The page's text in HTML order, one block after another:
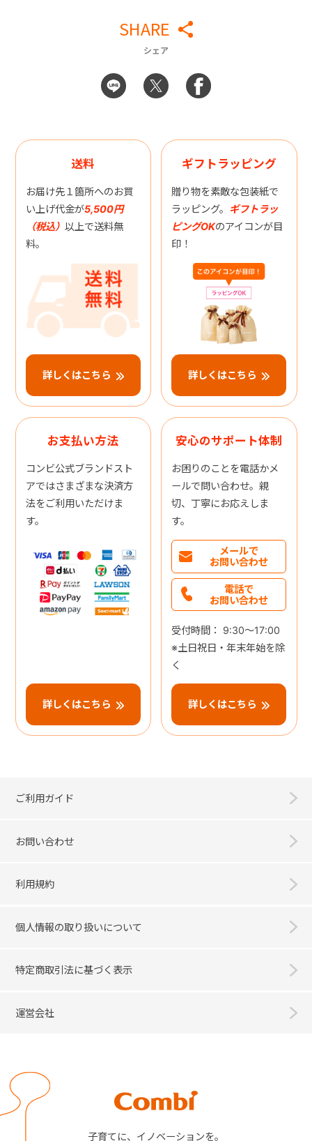
SHARE
シェア
送料
お届け先１箇所へのお買
い上げ代金が5,500円
（税込） 以上で送料無
料。
詳しくはこちら
ギフトラッピング
贈り物を素敵な包装紙で
ラッピング。 ギフトラッ
ピングOKのアイコンが目
印！
詳しくはこちら
お支払い方法
コンビ公式ブランドスト
アではさまざまな決済方
法をご利用いただけま
す。
詳しくはこちら
安心のサポート体制
お困りのことを電話かメ
ールで問い合わせ。親
切、丁寧にお応えしま
す。
メールで
お問い合わせ
電話で
お問い合わせ
受付時間： 9:30～17:00
※土日祝日・年末年始を除
く
詳しくはこちら
ご利用ガイド
お問い合わせ
利用規約
個人情報の取り扱いについて
特定商取引法に基づく表示
運営会社
子育てに、イノベーションを。